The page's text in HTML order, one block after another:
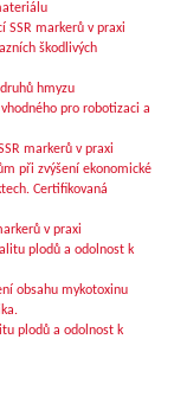
SSR markerů v praxi
škodlivých
hmyzu
pro robotizaci a
markerů v praxi
při zvýšení ekonomické
Certifikovaná
v praxi
plodů a odolnost k
obsahu mykotoxinu
plodů a odolnost k